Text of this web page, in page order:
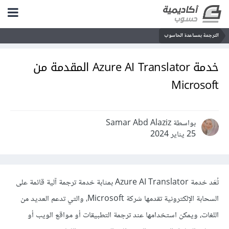
الترجمة بمساعدة الحاسوب
خدمة Azure AI Translator المقدمة من
Microsoft
بواسطة Samar Abd Alaziz
25 يناير 2024
تُعَد خدمة Azure AI Translator بمثابة خدمة ترجمة آلية قائمة على
السحابة الإلكترونية تقدمها شركة Microsoft، والتي تدعم العديد من
اللغات، ويمكن استخدامها عند ترجمة التطبيقات أو مواقع الويب أو